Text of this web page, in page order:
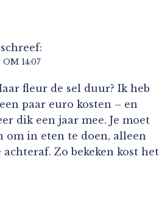
schreef:
OM 14:07
fleur de sel duur? Ik heb
paar euro kosten – en
dik een jaar mee. Je moet
om in eten te doen, alleen
Zo bekeken kost het